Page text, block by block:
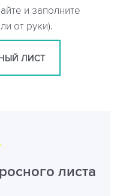
и заполните
от руки).
ЛИСТ
листа